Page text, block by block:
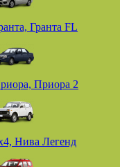
Гранта FL
Приора 2
Нива Легенд